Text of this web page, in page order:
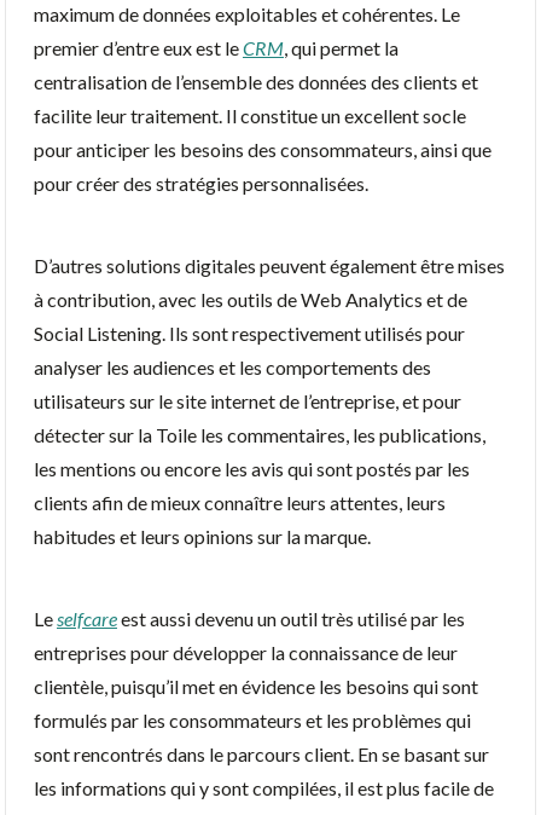
maximum de données exploitables et cohérentes. Le
premier d’entre eux est leCRM , qui permet la
centralisation de l’ensemble des données des clients et
facilite leur traitement. Il constitue un excellent socle
pour anticiper les besoins des consommateurs, ainsi que
pour créer des stratégies personnalisées.
D’autres solutions digitales peuvent également être mises
à contribution, avec les outils de Web Analytics et de
Social Listening. Ils sont respectivement utilisés pour
analyser les audiences et les comportements des
utilisateurs sur le site internet de l’entreprise, et pour
détecter sur la Toile les commentaires, les publications,
les mentions ou encore les avis qui sont postés par les
clients afin de mieux connaître leurs attentes, leurs
habitudes et leurs opinions sur la marque.
Le selfcareest aussi devenu un outil très utilisé par les
entreprises pour développer la connaissance de leur
clientèle, puisqu’il met en évidence les besoins qui sont
formulés par les consommateurs et les problèmes qui
sont rencontrés dans le parcours client. En se basant sur
les informations qui y sont compilées, il est plus facile de